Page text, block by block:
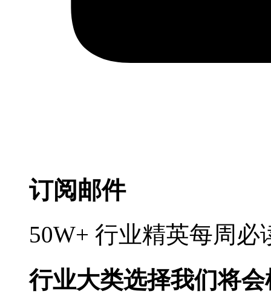
订阅邮件
50W+ 行业精英每周
行业大类选择我们将